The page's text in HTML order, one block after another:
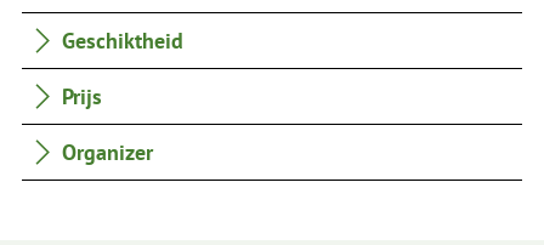
Geschiktheid
Prijs
Organizer